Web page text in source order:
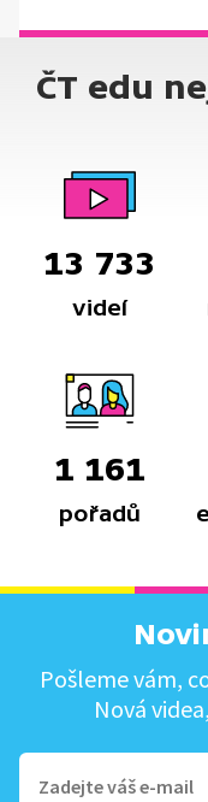
ČT edu
13 733
videí
1 161
pořadů
Pošleme vám,
Nová